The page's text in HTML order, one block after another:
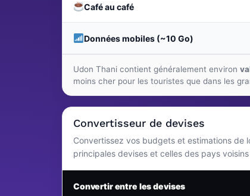
Café au café
Données mobiles (~10 Go)
Udon Thani contient généralement environ
moins cher pour les touristes que dans les
Convertisseur de devises
Convertissez vos budgets et estimations de
principales devises et celles des pays
Convertir entre les devises